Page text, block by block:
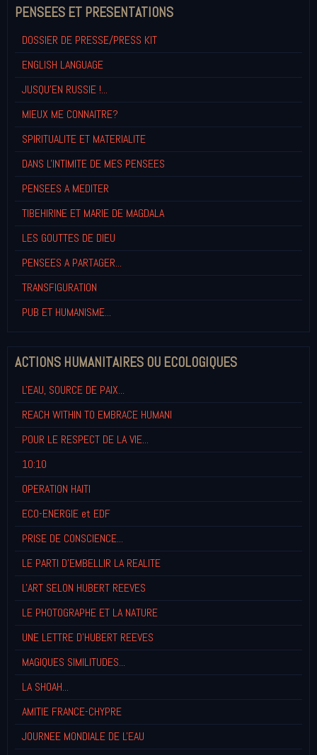
PENSEES ET PRESENTATIONS
DOSSIER DE PRESSE/PRESS KIT
ENGLISH LANGUAGE
JUSQU'EN RUSSIE !...
MIEUX ME CONNAITRE?
SPIRITUALITE ET MATERIALITE
DANS L'INTIMITE DE MES PENSEES
PENSEES A MEDITER
TIBEHIRINE ET MARIE DE MAGDALA
LES GOUTTES DE DIEU
PENSEES A PARTAGER...
TRANSFIGURATION
PUB ET HUMANISME...
ACTIONS HUMANITAIRES OU ECOLOGIQUES
L'EAU, SOURCE DE PAIX...
REACH WITHIN TO EMBRACE HUMANI
POUR LE RESPECT DE LA VIE...
10:10
OPERATION HAITI
ECO-ENERGIE et EDF
PRISE DE CONSCIENCE...
LE PARTI D'EMBELLIR LA REALITE
L'ART SELON HUBERT REEVES
LE PHOTOGRAPHE ET LA NATURE
UNE LETTRE D'HUBERT REEVES
MAGIQUES SIMILITUDES...
LA SHOAH...
AMITIE FRANCE-CHYPRE
JOURNEE MONDIALE DE L'EAU